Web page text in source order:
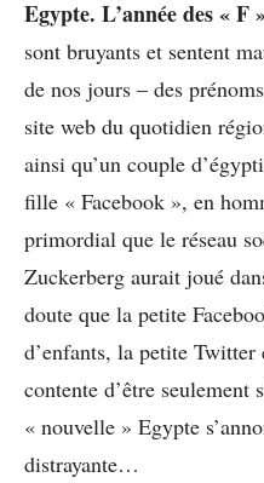
Egypte. L’année des « F
sont bruyants et sentent
de nos jours – des
site web du quotidien
ainsi qu’un couple
fille « Facebook », en
primordial que le réseau
Zuckerberg aurait joué
doute que la petite
d’enfants, la petite
contente d’être
« nouvelle » Egypte
distrayante…